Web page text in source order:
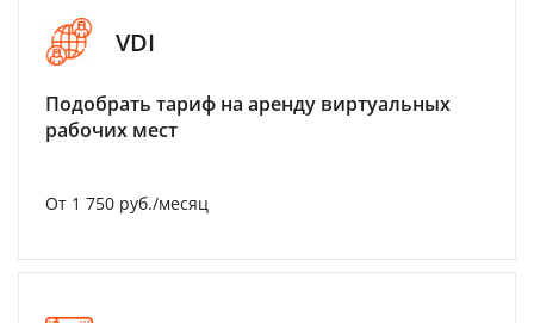
VDI
Подобрать тариф на аренду виртуальных
рабочих мест
От 1 750 руб./месяц